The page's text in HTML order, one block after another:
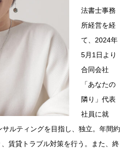
法書士事務
所経営を経
て、2024年
5月1日より
合同会社
「あなたの
隣り」代表
社員に就
ルティングを目指し、独立。年間約
賃貸トラブル対策を行う。また、終